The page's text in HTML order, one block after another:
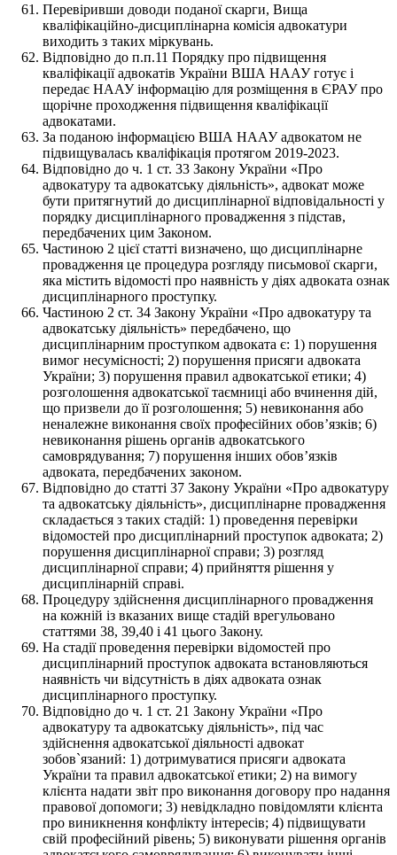
Перевіривши доводи поданої скарги, Вища
кваліфікаційно-дисциплінарна комісія адвокатури
виходить з таких міркувань.
Відповідно до п.п.11 Порядку про підвищення
кваліфікації адвокатів України ВША НААУ готує і
передає НААУ інформацію для розміщення в ЄРАУ про
щорічне проходження підвищення кваліфікації
адвокатами.
За поданою інформацією ВША НААУ адвокатом не
підвищувалась кваліфікація протягом 2019-2023.
Відповідно до ч. 1 ст. 33 Закону України «Про
адвокатуру та адвокатську діяльність», адвокат може
бути притягнутий до дисциплінарної відповідальності у
порядку дисциплінарного провадження з підстав,
передбачених цим Законом.
Частиною 2 цієї статті визначено, що дисциплінарне
провадження це процедура розгляду письмової скарги,
яка містить відомості про наявність у діях адвоката ознак
дисциплінарного проступку.
Частиною 2 ст. 34 Закону України «Про адвокатуру та
адвокатську діяльність» передбачено, що
дисциплінарним проступком адвоката є: 1) порушення
вимог несумісності; 2) порушення присяги адвоката
України; 3) порушення правил адвокатської етики; 4)
розголошення адвокатської таємниці або вчинення дій,
що призвели до її розголошення; 5) невиконання або
неналежне виконання своїх професійних обов’язків; 6)
невиконання рішень органів адвокатського
самоврядування; 7) порушення інших обов’язків
адвоката, передбачених законом.
Відповідно до статті 37 Закону України «Про адвокатуру
та адвокатську діяльність», дисциплінарне провадження
складається з таких стадій: 1) проведення перевірки
відомостей про дисциплінарний проступок адвоката; 2)
порушення дисциплінарної справи; 3) розгляд
дисциплінарної справи; 4) прийняття рішення у
дисциплінарній справі.
Процедуру здійснення дисциплінарного провадження
на кожній із вказаних вище стадій врегульовано
статтями 38, 39,40 і 41 цього Закону.
На стадії проведення перевірки відомостей про
дисциплінарний проступок адвоката встановляються
наявність чи відсутність в діях адвоката ознак
дисциплінарного проступку.
Відповідно до ч. 1 ст. 21 Закону України «Про
адвокатуру та адвокатську діяльність», під час
здійснення адвокатської діяльності адвокат
зобов`язаний: 1) дотримуватися присяги адвоката
України та правил адвокатської етики; 2) на вимогу
клієнта надати звіт про виконання договору про надання
правової допомоги; 3) невідкладно повідомляти клієнта
про виникнення конфлікту інтересів; 4) підвищувати
свій професійний рівень; 5) виконувати рішення органів